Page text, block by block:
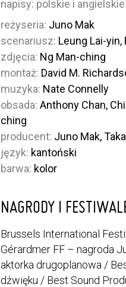
napisy: polskie i angielskie
reżyseria: Juno Mak
scenariusz: Leung Lai-yin,
zdjęcia: Ng Man-ching
montaż: David M.
muzyka: Nate Connelly
obsada:Anthony Chan,
ching
producent: Juno Mak,
język: kantoński
barwa: kolor
NAGRODY I
Brussels International
Gérardmer FF – nagroda
aktorka drugoplanowa /
dźwięku / Best Sound